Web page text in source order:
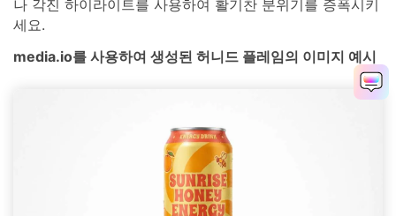
나 각진 하이라이트를 사용하여 활기찬 분위기를 증폭시키
세요.
media.io를 사용하여 생성된 허니드 플레임의 이미지 예시